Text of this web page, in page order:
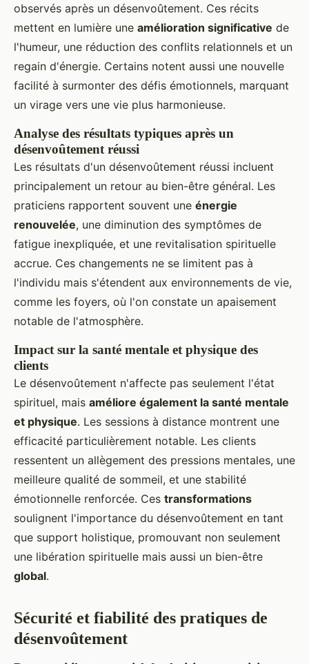
observés après un désenvoûtement. Ces récits
mettent en lumière une amélioration significative de
l'humeur, une réduction des conflits relationnels et un
regain d'énergie. Certains notent aussi une nouvelle
facilité à surmonter des défis émotionnels, marquant
un virage vers une vie plus harmonieuse.
Analyse des résultats typiques après un
désenvoûtement réussi
Les résultats d'un désenvoûtement réussi incluent
principalement un retour au bien-être général. Les
praticiens rapportent souvent une énergie
renouvelée, une diminution des symptômes de
fatigue inexpliquée, et une revitalisation spirituelle
accrue. Ces changements ne se limitent pas à
l'individu mais s'étendent aux environnements de vie,
comme les foyers, où l'on constate un apaisement
notable de l'atmosphère.
Impact sur la santé mentale et physique des
clients
Le désenvoûtement n'affecte pas seulement l'état
spirituel, mais améliore également la santé mentale
et physique. Les sessions à distance montrent une
efficacité particulièrement notable. Les clients
ressentent un allègement des pressions mentales, une
meilleure qualité de sommeil, et une stabilité
émotionnelle renforcée. Ces transformations
soulignent l'importance du désenvoûtement en tant
que support holistique, promouvant non seulement
une libération spirituelle mais aussi un bien-être
global.
Sécurité et fiabilité des pratiques de
désenvoûtement